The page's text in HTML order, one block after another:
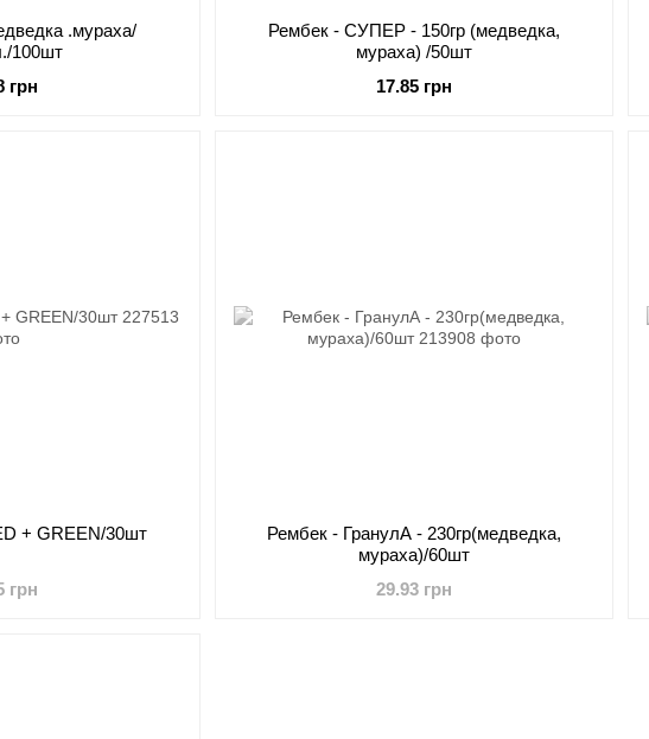
.мураха/
100шт
грн
Рембек - СУПЕР - 150гр (медведка,
мураха) /50шт
17.85 грн
+ GREEN/30шт
грн
Рембек - ГранулА - 230гр(медведка,
мураха)/60шт
29.93 грн